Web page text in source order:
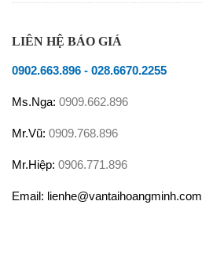
LIÊN HỆ BÁO GIÁ
0902.663.896 - 028.6670.2255
Ms.Nga: 0909.662.896
Mr.Vũ: 0909.768.896
Mr.Hiệp: 0906.771.896
Email: lienhe@vantaihoangminh.com